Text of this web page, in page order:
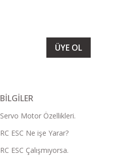
ÜYE OL
BİLGİLER
Servo Motor Özellikleri.
RC ESC Ne işe Yarar?
RC ESC Çalışmıyorsa.